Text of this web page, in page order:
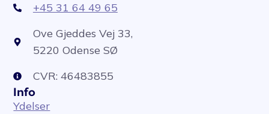
+45 31 64 49 65
Ove Gjeddes Vej 33,
5220 Odense SØ
CVR: 46483855
Info
Ydelser